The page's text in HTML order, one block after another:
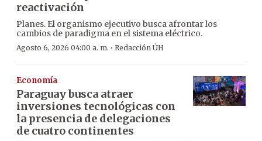
reactivación
Planes. El organismo ejecutivo busca afrontar los
cambios de paradigma en el sistema eléctrico.
Agosto 6, 2026 04:00 a. m. · Redacción ÚH
Economía
Paraguay busca atraer
inversiones tecnológicas con
la presencia de delegaciones
de cuatro continentes